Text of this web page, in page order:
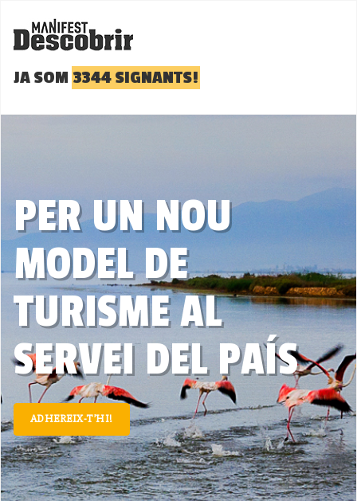
JA SOM 3344 SIGNANTS!
PER UN NOU
MODEL DE
TURISME AL
SERVEI DEL PAÍS
ADHEREIX-T’HI!